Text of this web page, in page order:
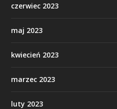
czerwiec 2023
maj 2023
kwiecień 2023
marzec 2023
luty 2023